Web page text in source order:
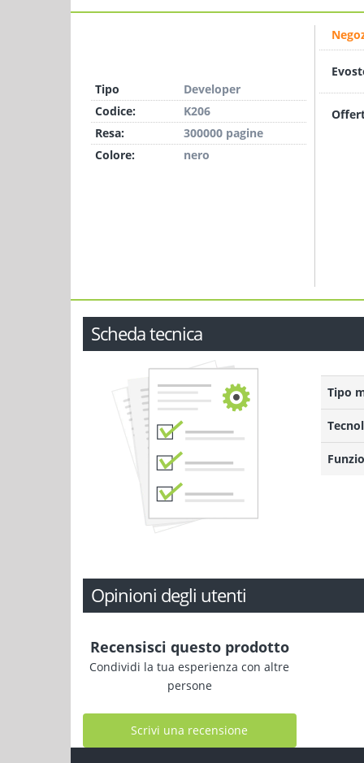
Tipo
Developer
Codice:
K206
Resa:
300000 pagine
Colore:
nero
Scheda tecnica
Tipo
Opinioni degli utenti
Recensisci questo prodotto
Condividi la tua esperienza con altre
persone
Scrivi una recensione